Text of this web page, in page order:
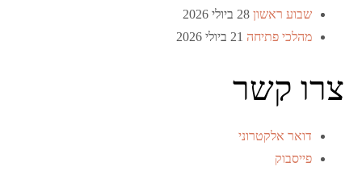
שבוע ראשון 28 ביולי 2026
מהלכי פתיחה 21 ביולי 2026
צרו קשר
דואר אלקטרוני
פייסבוק